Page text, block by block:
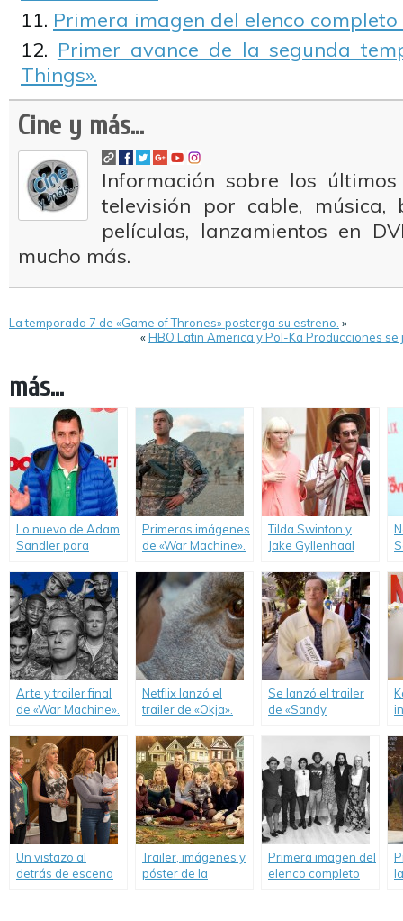
Primera imagen del elenco completo
Primer avance de la segunda
Things».
Cine y más...
Información sobre los
televisión por cable, música,
películas, lanzamientos en
mucho más.
La temporada 7 de «Game of Thrones» posterga su estreno. »
«HBO Latin America y Pol-Ka Producciones
más...
Lo nuevo de Adam
Sandler para
Primeras imágenes
de «War Machine».
Tilda Swinton y
Jake Gyllenhaal
película original de
Netflix.
Arte y trailer final
de «War Machine».
Netflix lanzó el
trailer de «Okja».
Se lanzó el trailer
de «Sandy
Un vistazo al
detrás de escena
Trailer, imágenes y
póster de la
Primera imagen del
elenco completo